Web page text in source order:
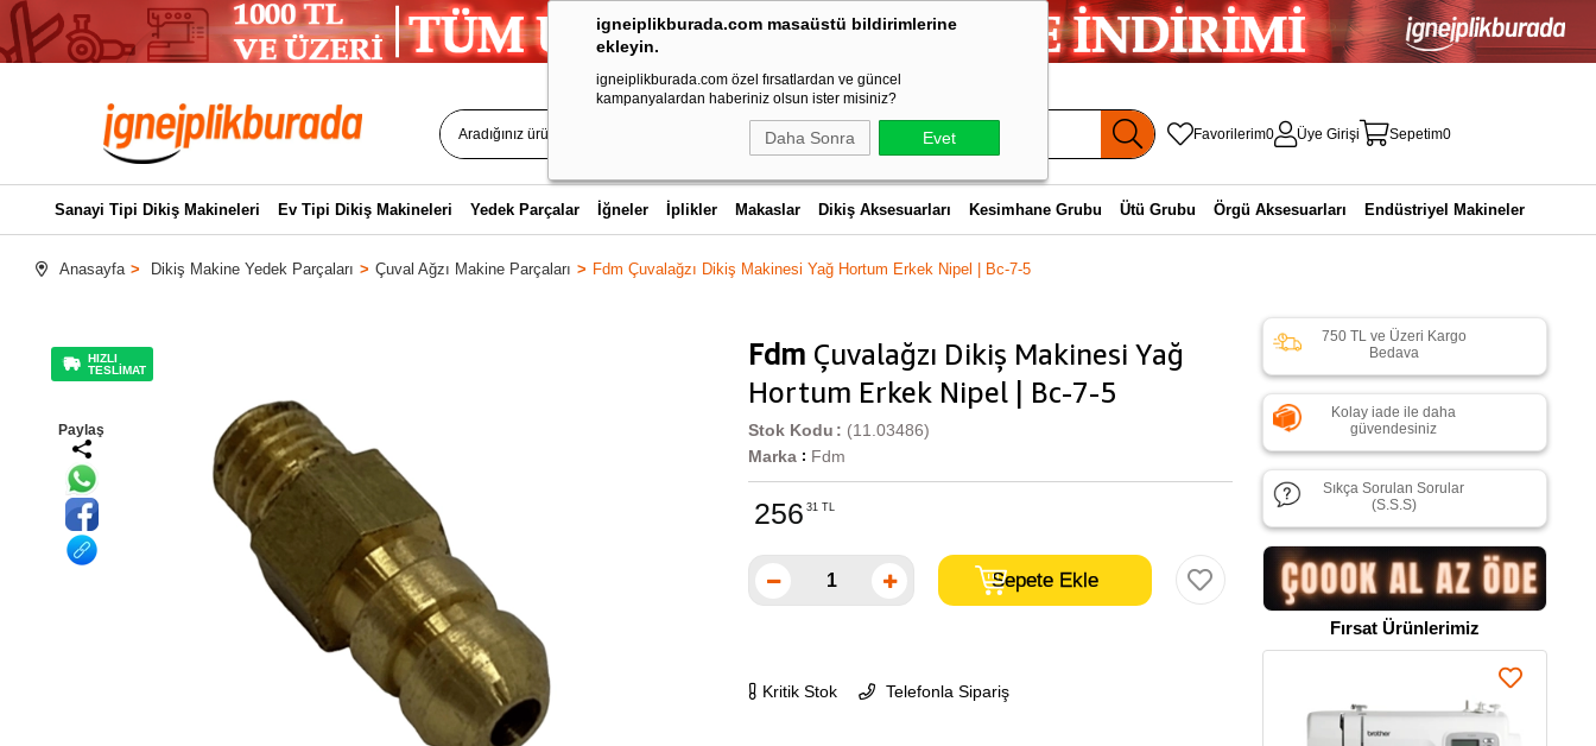
igneiplikburada.com masaüstü bildirimlerine
ekleyin.
igneiplikburada.com özel fırsatlardan ve güncel
kampanyalardan haberiniz olsun ister misiniz?
Daha Sonra Evet Favorilerim0 Üye Girişi Sepetim0
Sanayi Tipi Dikiş Makineleri Ev Tipi Dikiş Makineleri Yedek Parçalar İğneler İplikler Makaslar Dikiş Aksesuarları Kesimhane Grubu Ütü Grubu Örgü Aksesuarları Endüstriyel Makineler
Anasayfa Dikiş Makine Yedek Parçaları Çuval Ağzı Makine Parçaları Fdm Çuvalağzı Dikiş Makinesi Yağ Hortum Erkek Nipel | Bc-7-5
HIZLI
TESLİMAT
Paylaş
Fdm Çuvalağzı Dikiş Makinesi Yağ
Hortum Erkek Nipel | Bc-7-5
(11.03486)
Stok Kodu
Marka : Fdm
256 31 TL
Kritik Stok Telefonla Sipariş
750 TL ve Üzeri Kargo
Bedava
Kolay iade ile daha
güvendesiniz
Sıkça Sorulan Sorular
(S.S.S)
Fırsat Ürünlerimiz